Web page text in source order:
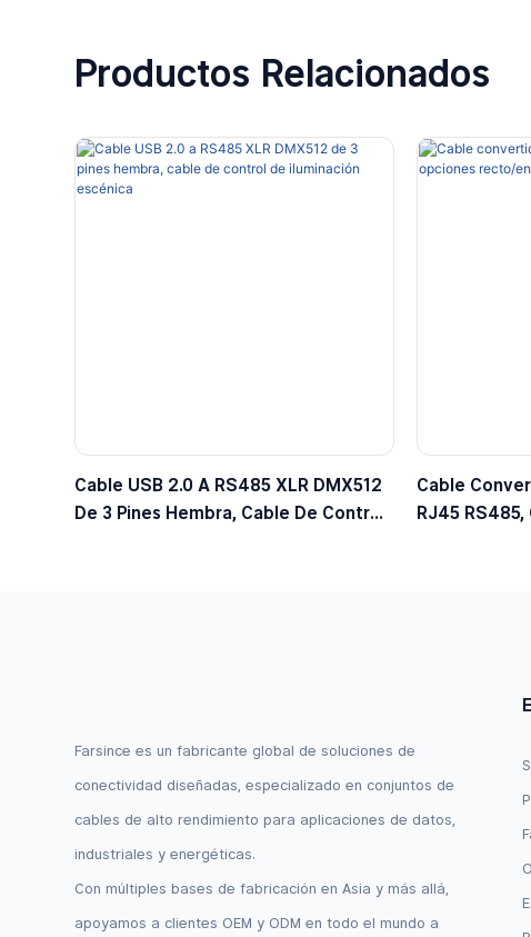
Productos Relacionados
Cable USB 2.0 A RS485 XLR DMX512
De 3 Pines Hembra, Cable De Control
Cable
RJ45
Farsince es un fabricante global de soluciones de
conectividad diseñadas, especializado en conjuntos de
cables de alto rendimiento para aplicaciones de datos,
industriales y energéticas.
Con múltiples bases de fabricación en Asia y más allá,
apoyamos a clientes OEM y ODM en todo el mundo a